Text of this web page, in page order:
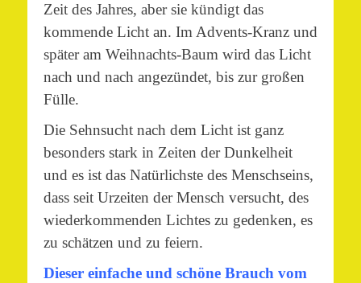
Zeit des Jahres, aber sie kündigt das
kommende Licht an. Im Advents-Kranz und
später am Weihnachts-Baum wird das Licht
nach und nach angezündet, bis zur großen
Fülle.
Die Sehnsucht nach dem Licht ist ganz
besonders stark in Zeiten der Dunkelheit
und es ist das Natürlichste des Menschseins,
dass seit Urzeiten der Mensch versucht, des
wiederkommenden Lichtes zu gedenken, es
zu schätzen und zu feiern.
Dieser einfache und schöne Brauch vom